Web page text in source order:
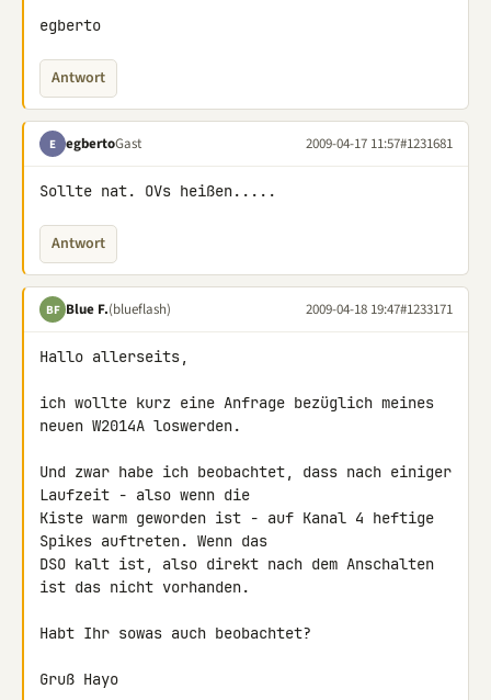
egberto
Antwort
E egbertoGast 2009-04-17 11:57#1231681
Sollte nat. OVs heißen.....
Antwort
BF Blue F.(blueflash) 2009-04-18 19:47#1233171
Hallo allerseits,
ich wollte kurz eine Anfrage bezüglich meines
neuen W2014A loswerden.
Und zwar habe ich beobachtet, dass nach einiger
Laufzeit - also wenn die
Kiste warm geworden ist - auf Kanal 4 heftige
Spikes auftreten. Wenn das
DSO kalt ist, also direkt nach dem Anschalten
ist das nicht vorhanden.
Habt Ihr sowas auch beobachtet?
Gruß Hayo